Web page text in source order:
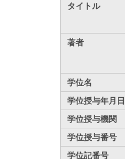
タイトル
著者
学位名
学位授与年月日
学位授与機関
学位授与番号
学位記番号